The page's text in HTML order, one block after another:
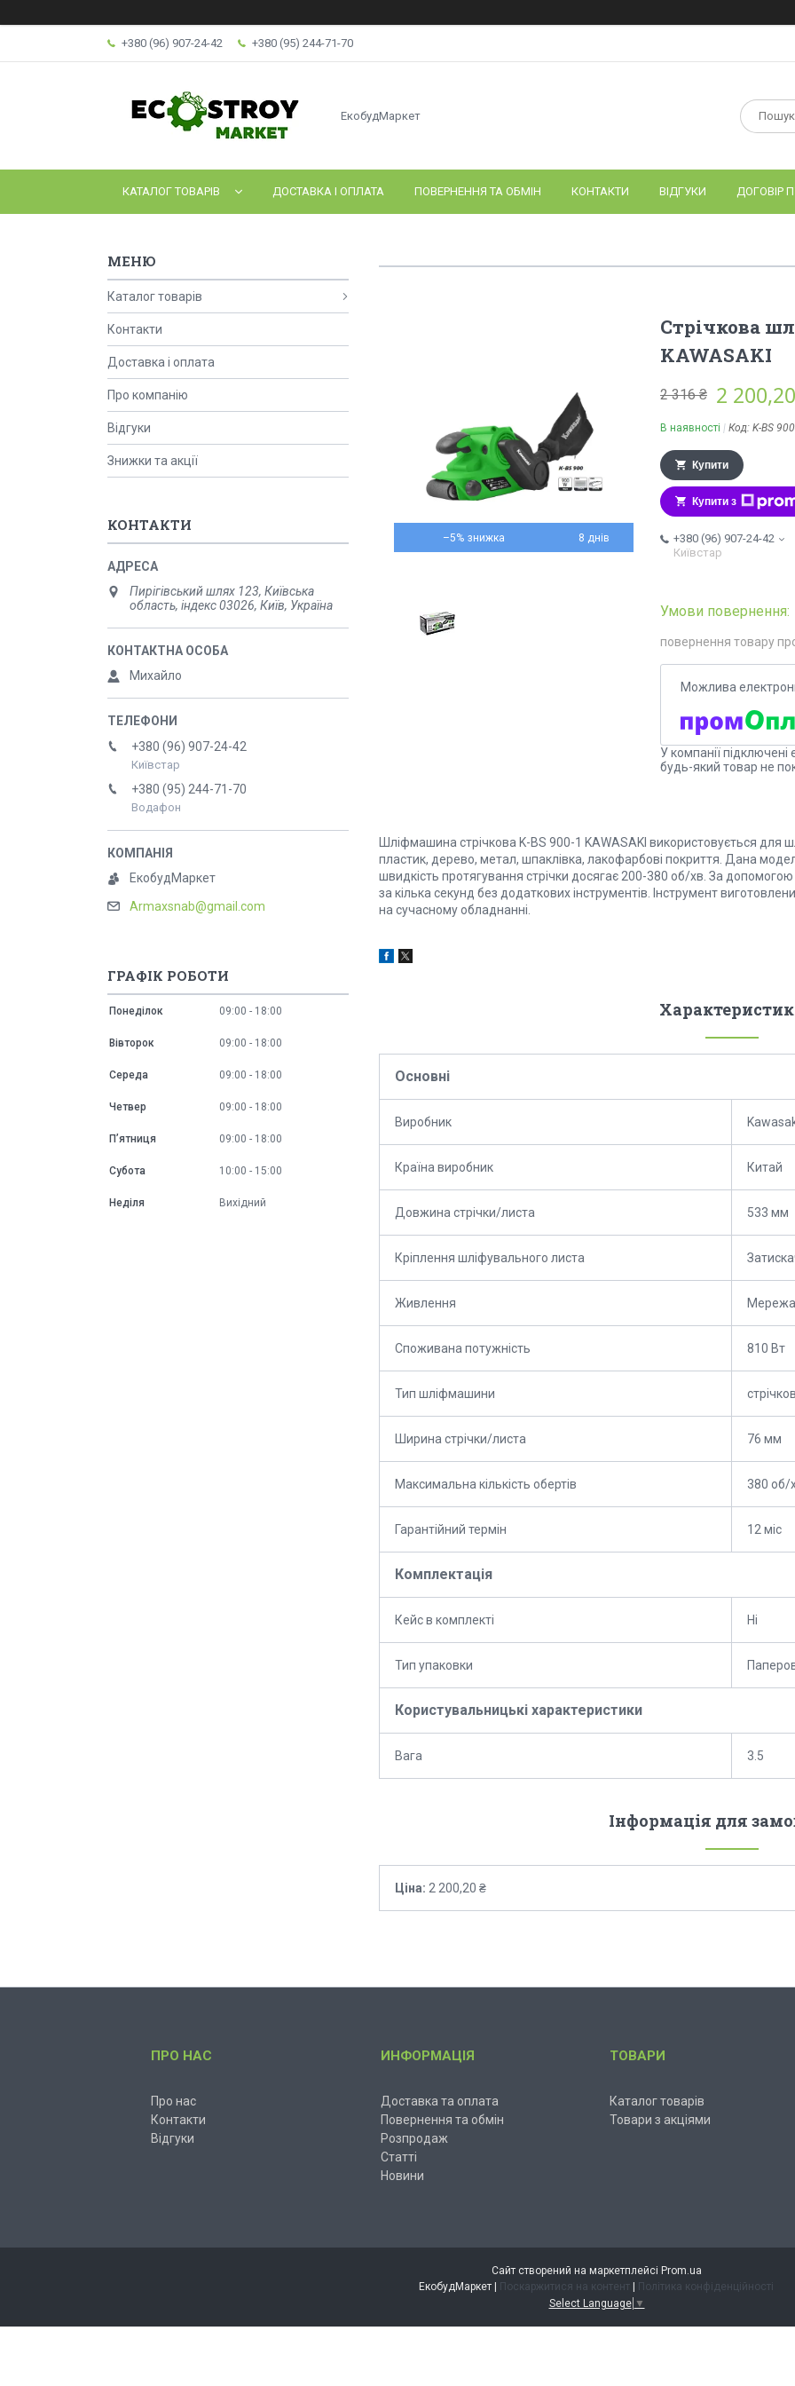
+380 (96) 907-24-42 +380 (95) 244-71-70
ЕкобудМаркет
КАТАЛОГ ТОВАРІВ ДОСТАВКА І ОПЛАТА ПОВЕРНЕННЯ ТА ОБМІН КОНТАКТИ ВІДГУКИ ДОГОВІР
–5% 8 днів
Стрічкова
KAWASAKI
2 316 ₴ 2
В наявності Код: K-BS
Купити
Купити з
+380 (96) 907-24-42
Київстар
повернення товару
У компанії
будь-який товар не
Шліфмашина стрічкова K-BS 900-1 KAWASAKI використовується для
пластик, дерево, метал, шпаклівка, лакофарбові покриття. Дана
швидкість протягування стрічки досягає 200-380 об/хв. За
за кілька секунд без додаткових інструментів. Інструмент
на сучасному обладнанні.
Основні
Виробник
Країна виробник Китай
Довжина стрічки/листа 533 мм
Кріплення шліфувального листа
Живлення
Споживана потужність 810 Вт
Тип шліфмашини
Ширина стрічки/листа 76 мм
Максимальна кількість обертів 380 об/
Гарантійний термін 12 міс
Комплектація
Кейс в комплекті Ні
Тип упаковки
Користувальницькі характеристики
Вага 3.5
Інформація для
Ціна: 2 200,20 ₴
Каталог товарів
Контакти
Доставка і оплата
Про компанію
Відгуки
Знижки та акції
КОНТАКТИ
Пирігівський шлях 123, Київська
область, індекс 03026, Київ, Україна
Михайло
+380 (96) 907-24-42
Київстар
+380 (95) 244-71-70
Водафон
ЕкобудМаркет
Armaxsnab@gmail.com
ГРАФІК РОБОТИ
Понеділок 09:00 18:00
Вівторок 09:00 18:00
Середа 09:00 18:00
Четвер 09:00 18:00
Пʼятниця 09:00 18:00
Субота 10:00 15:00
Неділя Вихідний
ПРО НАС
Про нас
Контакти
Відгуки
ИНФОРМАЦІЯ
Доставка та оплата
Повернення та обмін
Розпродаж
Статті
Новини
ТОВАРИ
Каталог товарів
Товари з акціями
Сайт створений на маркетплейсі Prom.ua
Поскаржитися на контент
Політика конфіденційності
Select Language ▼